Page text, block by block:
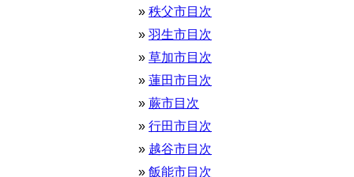
秩父市目次
羽生市目次
草加市目次
蓮田市目次
蕨市目次
行田市目次
越谷市目次
飯能市目次